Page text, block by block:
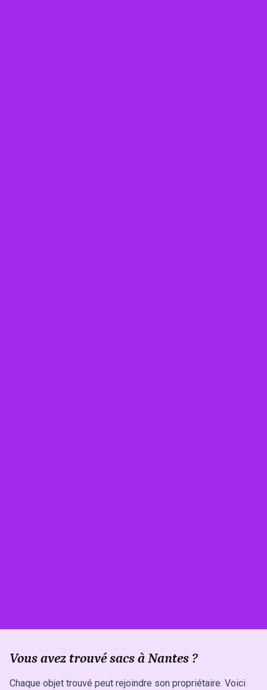
Vous avez trouvé sacs à Nantes ?
Chaque objet trouvé peut rejoindre son propriétaire. Voici